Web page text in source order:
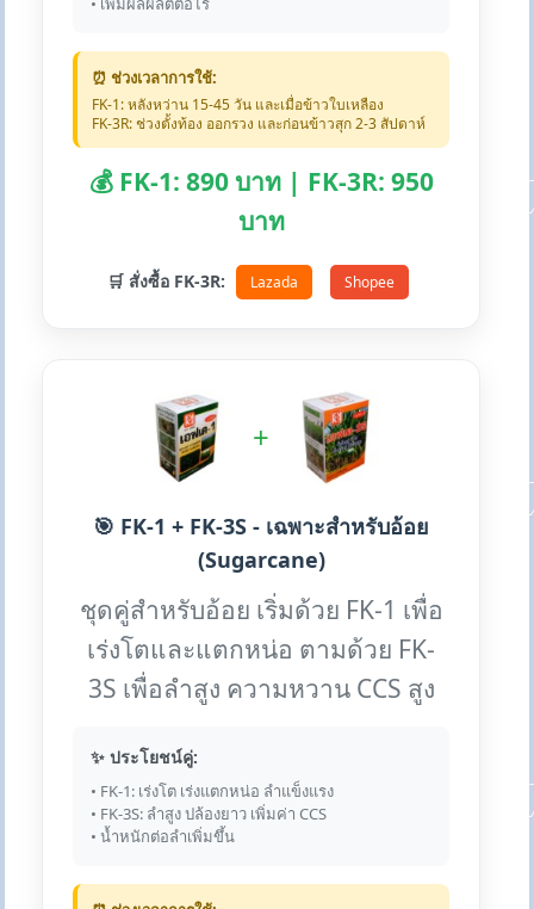
⏰ ช่วงเวลาการใช้:
FK-1: หลังหว่าน 15-45 วัน และเมื่อข้าวใบเหลือง
FK-3R: ช่วงตั้งท้อง ออกรวง และก่อนข้าวสุก 2-3 สัปดาห์
💰 FK-1: 890 บาท | FK-3R: 950
บาท
🛒 สั่งซื้อ FK-3R: Lazada Shopee
+
🎯 FK-1 + FK-3S - เฉพาะสำหรับอ้อย
(Sugarcane)
ชุดคู่สำหรับอ้อย เริ่มด้วย FK-1 เพื่อ
เร่งโตและแตกหน่อ ตามด้วย FK-
3S เพื่อลำสูง ความหวาน CCS สูง
✨ ประโยชน์คู่:
• FK-1: เร่งโต เร่งแตกหน่อ ลำแข็งแรง
• FK-3S: ลำสูง ปล้องยาว เพิ่มค่า CCS
• น้ำหนักต่อลำเพิ่มขึ้น